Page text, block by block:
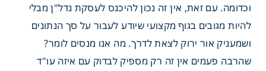
וכדומה. עם זאת, אין זה נכון להיכנס לעסקת נדל"ן מבלי
להיות מגובים בגוף מקצועי שיודע לעבור על סך הנתונים
ושמעניק אור ירוק לצאת לדרך. מה אנו מנסים לומר?
שהרבה פעמים אין זה רק מספיק לבדוק עם איזה עו"ד